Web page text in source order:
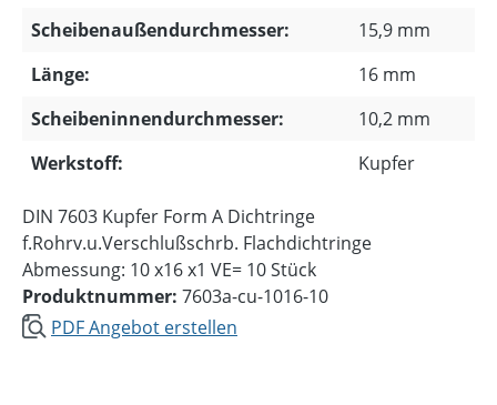
Scheibenaußendurchmesser:
15,9 mm
Länge:
16 mm
Scheibeninnendurchmesser:
10,2 mm
Werkstoff:
Kupfer
DIN 7603 Kupfer Form A Dichtringe
f.Rohrv.u.Verschlußschrb. Flachdichtringe
Abmessung: 10 x16 x1 VE= 10 Stück
Produktnummer: 7603a-cu-1016-10
PDF Angebot erstellen